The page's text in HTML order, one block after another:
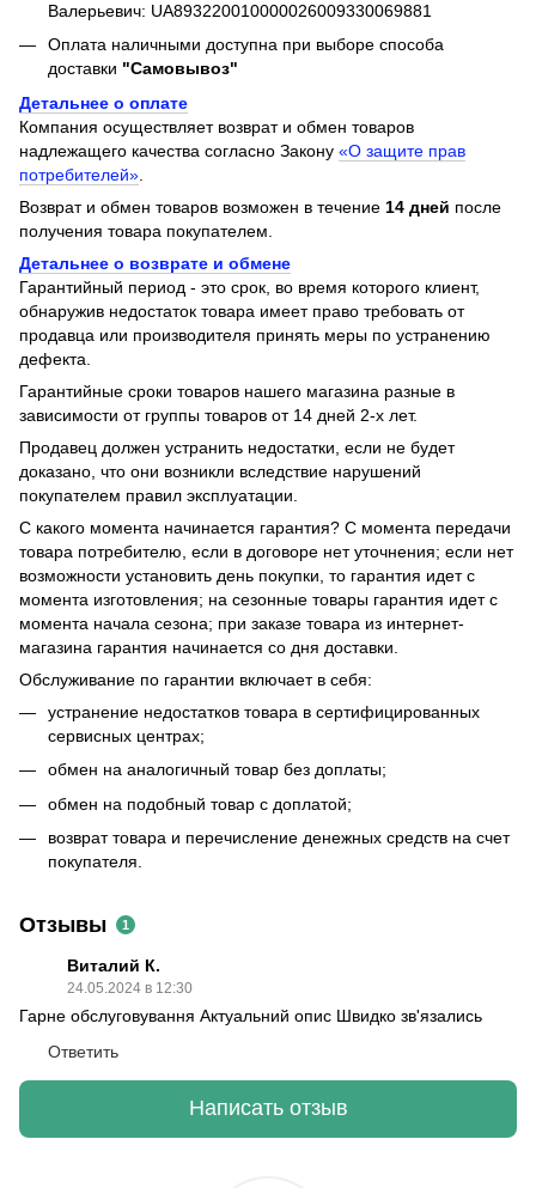
Валерьевич: UA893220010000026009330069881
Оплата наличными доступна при выборе способа
доставки "Самовывоз"
Детальнее о оплате
Компания осуществляет возврат и обмен товаров
надлежащего качества согласно Закону «О защите прав
потребителей»
Возврат и обмен товаров возможен в течение 14 дней после
получения товара покупателем.
Детальнее о возврате и обмене
Гарантийный период - это срок, во время которого клиент,
обнаружив недостаток товара имеет право требовать от
продавца или производителя принять меры по устранению
дефекта.
Гарантийные сроки товаров нашего магазина разные в
зависимости от группы товаров от 14 дней 2-х лет.
Продавец должен устранить недостатки, если не будет
доказано, что они возникли вследствие нарушений
покупателем правил эксплуатации.
С какого момента начинается гарантия? С момента передачи
товара потребителю, если в договоре нет уточнения; если нет
возможности установить день покупки, то гарантия идет с
момента изготовления; на сезонные товары гарантия идет с
момента начала сезона; при заказе товара из интернет-
магазина гарантия начинается со дня доставки.
Обслуживание по гарантии включает в себя:
устранение недостатков товара в сертифицированных
сервисных центрах;
обмен на аналогичный товар без доплаты;
обмен на подобный товар с доплатой;
возврат товара и перечисление денежных средств на счет
покупателя.
Отзывы 1
Виталий К.
24.05.2024 в 12:30
Гарне обслуговування Актуальний опис Швидко зв'язались
Ответить
Написать отзыв